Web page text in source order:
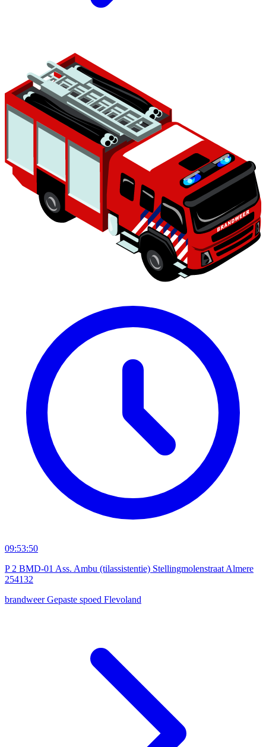
09:53:50
P 2 BMD-01 Ass. Ambu (tilassistentie) Stellingmolenstraat Almere
254132
brandweerGepaste spoed Flevoland